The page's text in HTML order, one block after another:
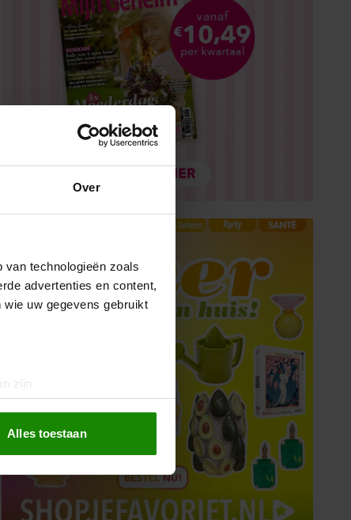
Over
technologieën zoals
advertenties en content,
uw gegevens gebruikt
zijn
te bieden en om ons
partners voor social
Alles toestaan